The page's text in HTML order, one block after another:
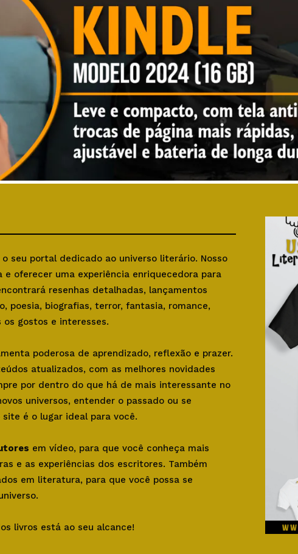
o seu portal dedicado ao universo literário. Nosso
oferecer uma experiência enriquecedora para
resenhas detalhadas, lançamentos
poesia, biografias, terror, fantasia, romance,
gostos e interesses.
poderosa de aprendizado, reflexão e prazer.
atualizados, com as melhores novidades
por dentro do que há de mais interessante no
universos, entender o passado ou se
é o lugar ideal para você.
em vídeo, para que você conheça mais
e as experiências dos escritores. Também
em literatura, para que você possa se
livros está ao seu alcance!